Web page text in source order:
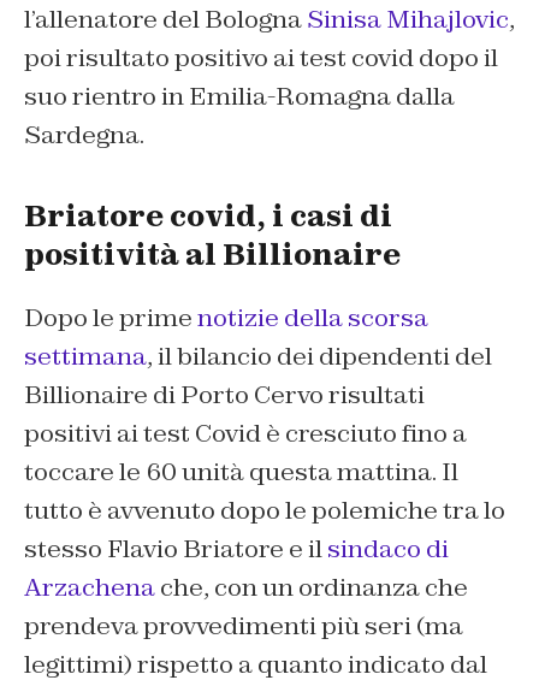
l’allenatore del BolognaSinisa Mihajlovic,
poi risultato positivo ai test covid dopo il
suo rientro in Emilia-Romagna dalla
Sardegna.
Briatore covid, i casi di
positività al Billionaire
Dopo le primenotizie della scorsa
settimana, il bilancio dei dipendenti del
Billionaire di Porto Cervo risultati
positivi ai test Covid è cresciuto fino a
toccare le 60 unità questa mattina. Il
tutto è avvenuto dopo le polemiche tra lo
stesso Flavio Briatore e ilsindaco di
Arzachenache, con un ordinanza che
prendeva provvedimenti più seri (ma
legittimi) rispetto a quanto indicato dal